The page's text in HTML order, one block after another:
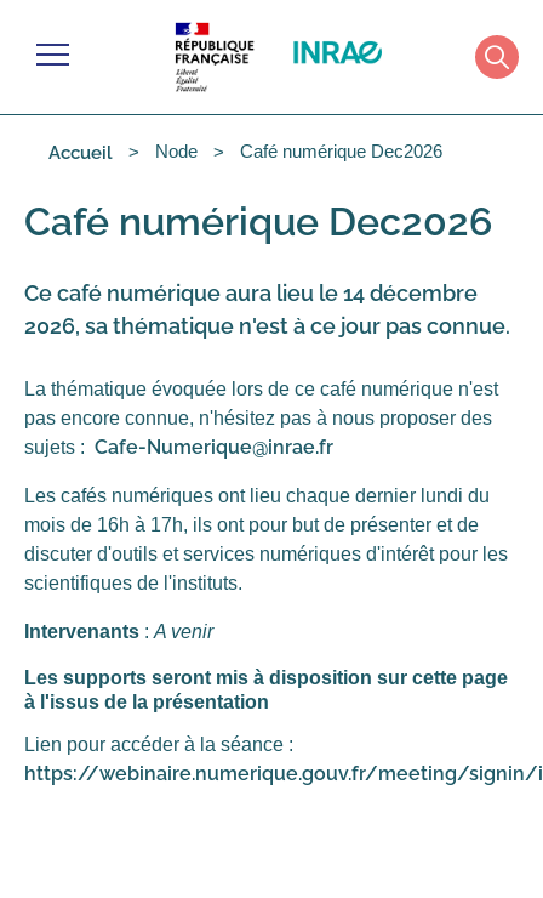
Menu
Accueil Node Café numérique Dec2026
Café numérique Dec2026
Ce café numérique aura lieu le 14 décembre
2026, sa thématique n'est à ce jour pas connue.
La thématique évoquée lors de ce café numérique n'est
pas encore connue, n'hésitez pas à nous proposer des
sujets : Cafe-Numerique@inrae.fr
Les cafés numériques ont lieu chaque dernier lundi du
mois de 16h à 17h, ils ont pour but de présenter et de
discuter d'outils et services numériques d'intérêt pour les
scientifiques de l'instituts.
Intervenants : A venir
Les supports seront mis à disposition sur cette page
à l'issus de la présentation
Lien pour accéder à la séance :
https://webinaire.numerique.gouv.fr/meeting/signin/
Cookies management panel